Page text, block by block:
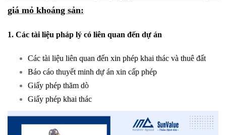
giá mỏ khoáng sản:
1. Các tài liệu pháp lý có liên quan đến dự án
Các tài liệu liên quan đến xin phép khai thác và thuê đất
Báo cáo thuyết minh dự án xin cấp phép
Giấy phép thăm dò
Giấy phép khai thác